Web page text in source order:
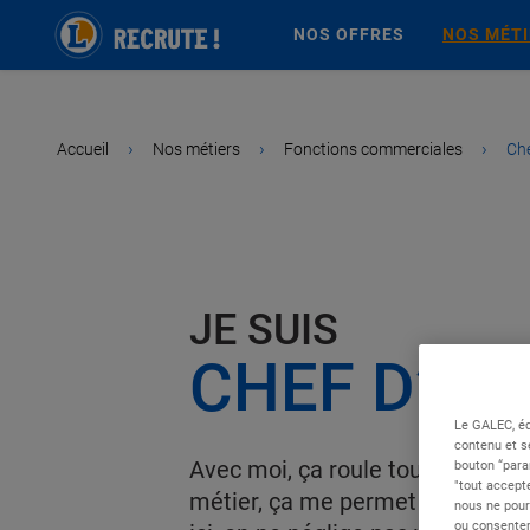
NOS OFFRES NOS
Accueil › Nos métiers › Fonctions commerciales ›
JE SUIS
CHEF
Avec moi, ça roule toujours !
métier, ça me permet
Le GALEC,
contenu et
bouton
"tout
nous ne
ou